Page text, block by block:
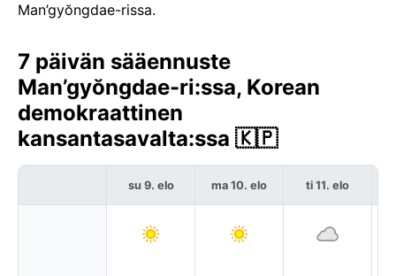
Man’gyŏngdae-rissa.
7 päivän sääennuste
Man’gyŏngdae-ri:ssa, Korean
demokraattinen
kansantasavalta:ssa 🇰🇵
su 9. elo ma 10. elo ti 11. elo